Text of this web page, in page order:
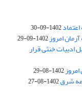
1402-09-30
امروز1402-09-29
ادبیات خنثی قرار
1402-08-29
شرق1402-08-27